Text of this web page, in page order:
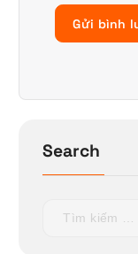
Search